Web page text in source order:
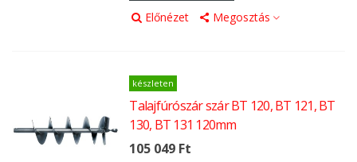
Előnézet Megosztás
készleten
Talajfúrószár szár BT 120, BT 121, BT
130, BT 131 120mm
105 049 Ft